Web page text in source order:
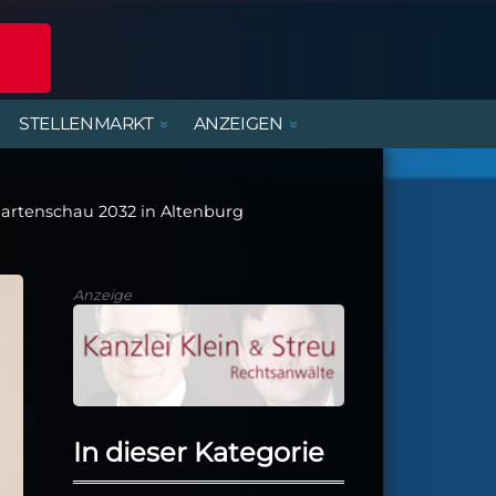
STELLENMARKT ANZEIGEN
2032 in Altenburg
Anzeige
In dieser Kategorie